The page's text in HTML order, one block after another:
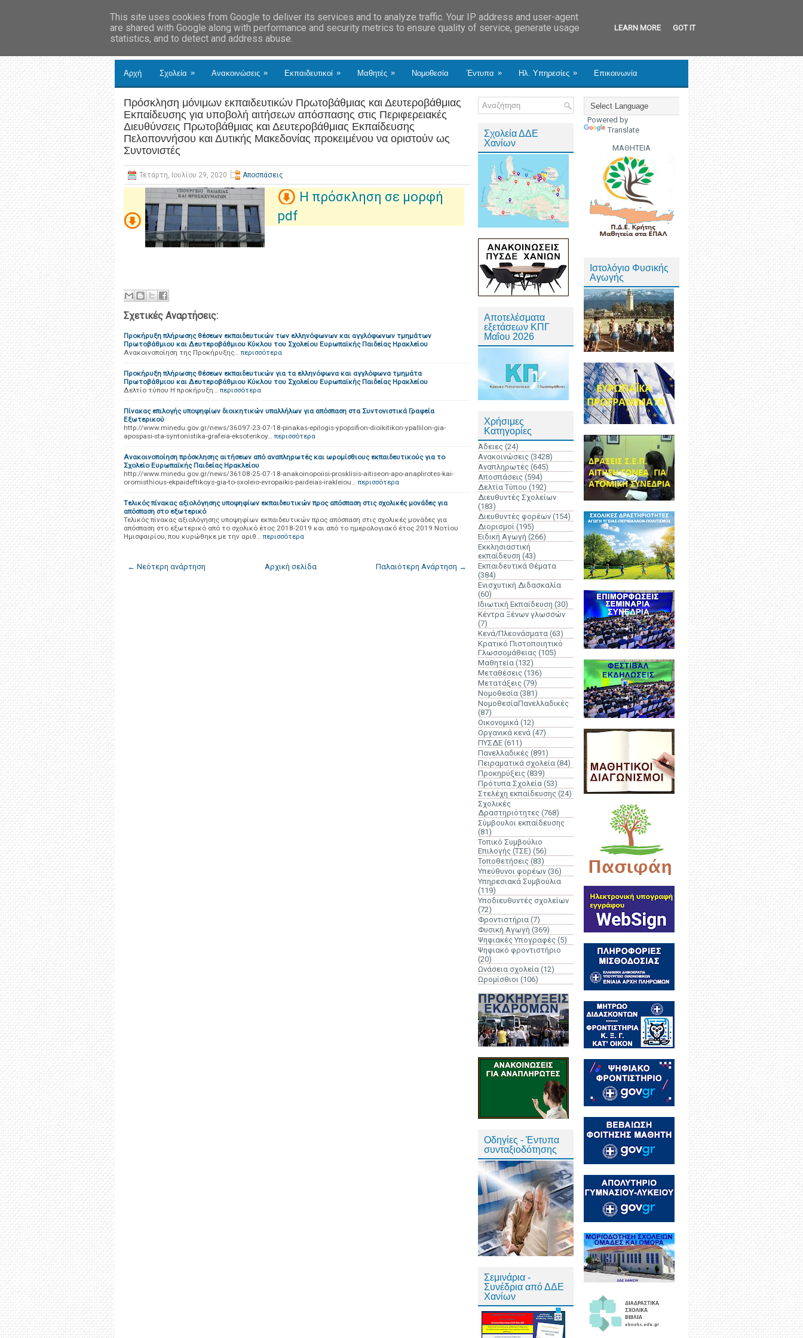
Αρχή Σχολεία » Ανακοινώσεις » Εκπαιδευτικοί » Μαθητές » Νομοθεσία Έντυπα » Ηλ. Υπηρεσίες » Επικοινωνία
Πρόσκληση μόνιμων εκπαιδευτικών Πρωτοβάθμιας και Δευτεροβάθμιας
Εκπαίδευσης για υποβολή αιτήσεων απόσπασης στις Περιφερειακές
Διευθύνσεις Πρωτοβάθμιας και Δευτεροβάθμιας Εκπαίδευσης
Πελοποννήσου και Δυτικής Μακεδονίας προκειμένου να οριστούν ως
Συντονιστές
Τετάρτη, Ιουλίου 29, 2020 Αποσπάσεις
Η πρόσκληση σε μορφή
pdf
Σχετικές Αναρτήσεις:
Προκήρυξη πλήρωσης θέσεων εκπαιδευτικών των ελληνόφωνων και αγγλόφωνων τμημάτων
Πρωτοβάθμιου και Δευτεροβάθμιου Κύκλου του Σχολείου Ευρωπαϊκής Παιδείας Ηρακλείου
Ανακοινοποίηση της Προκήρυξης… περισσότερα
Προκήρυξη πλήρωσης θέσεων εκπαιδευτικών για τα ελληνόφωνα και αγγλόφωνα τμημάτα
Πρωτοβάθμιου και Δευτεροβάθμιου Κύκλου του Σχολείου Ευρωπαϊκής Παιδείας Ηρακλείου
Δελτίο τύπου Η προκήρυξη… περισσότερα
Πίνακας επιλογής υποψηφίων διοικητικών υπαλλήλων για απόσπαση στα Συντονιστικά Γραφεία
Εξωτερικού
http://www.minedu.gov.gr/news/36097-23-07-18-pinakas-epilogis-ypopsifion-dioikitikon-ypallilon-gia-
apospasi-sta-syntonistika-grafeia-eksoterikoy… περισσότερα
Ανακοινοποίηση πρόσκλησης αιτήσεων από αναπληρωτές και ωρομίσθιους εκπαιδευτικούς για το
Σχολείο Ευρωπαϊκής Παιδείας Ηρακλείου
http://www.minedu.gov.gr/news/36108-25-07-18-anakoinopoiisi-prosklisis-aitiseon-apo-anaplirotes-kai-
oromisthious-ekpaideftikoys-gia-to-sxoleio-evropaikis-paideias-irakleiou… περισσότερα
Tελικός πίνακας αξιολόγησης υποψηφίων εκπαιδευτικών προς απόσπαση στις σχολικές μονάδες για
απόσπαση στο εξωτερικό
Τελικός πίνακας αξιολόγησης υποψηφίων εκπαιδευτικών προς απόσπαση στις σχολικές μονάδες για
απόσπαση στο εξωτερικό από το σχολικό έτος 2018-2019 και από το ημερολογιακό έτος 2019 Νοτίου
Ημισφαιρίου, που κυρώθηκε με την αριθ… περισσότερα
← Νεότερη ανάρτηση Παλαιότερη Ανάρτηση →
Αρχική σελίδα
Σχολεία ΔΔΕ
Χανίων
Αποτελέσματα
εξετάσεων ΚΠΓ
Μαΐου 2026
Χρήσιμες
Κατηγορίες
Άδειες (24)
Ανακοινώσεις (3428)
Αναπληρωτές (645)
Αποσπάσεις (594)
Δελτία Τύπου (192)
Διευθυντές Σχολείων
(183)
Διευθυντές φορέων (154)
Διορισμοί (195)
Ειδική Αγωγή (266)
Εκκλησιαστική
εκπαίδευση (43)
Εκπαιδευτικά Θέματα
(384)
Ενισχυτική Διδασκαλία
(60)
Ιδιωτική Εκπαίδευση (30)
Κέντρα Ξένων γλωσσών
(7)
Κενά/Πλεονάσματα (63)
Κρατικό Πιστοποιητικό
Γλωσσομάθειας (105)
Μαθητεία (132)
Μεταθέσεις (136)
Μετατάξεις (79)
Νομοθεσία (381)
ΝομοθεσίαΠανελλαδικές
(87)
Οικονομικά (12)
Οργανικά κενά (47)
ΠΥΣΔΕ (611)
Πανελλαδικές (891)
Πειραματικά σχολεία (84)
Προκηρύξεις (839)
Πρότυπα Σχολεία (53)
Στελέχη εκπαίδευσης (24)
Σχολικές
Δραστηριότητες (768)
Σύμβουλοι εκπαίδευσης
(81)
Τοπικό Συμβούλιο
Επιλογής (ΤΣΕ) (56)
Τοποθετήσεις (83)
Υπεύθυνοι φορέων (36)
Υπηρεσιακά Συμβούλια
(119)
Υποδιευθυντές σχολείων
(72)
Φροντιστήρια (7)
Φυσική Αγωγή (369)
Ψηφιακές Υπογραφές (5)
Ψηφιακό φροντιστήριο
(20)
Ωνάσεια σχολεία (12)
Ωρομίσθιοι (106)
Οδηγίες - Έντυπα
συνταξιοδότησης
Σεμινάρια -
Συνέδρια από ΔΔΕ
Χανίων
Powered by
Translate
ΜΑΘΗΤΕΙΑ
Ιστολόγιο Φυσικής
Αγωγής
This site uses cookies from Google to deliver its services and to analyze traffic. Your IP address and user-agent
are shared with Google along with performance and security metrics to ensure quality of service, generate usage
statistics, and to detect and address abuse.
LEARN MORE GOT IT